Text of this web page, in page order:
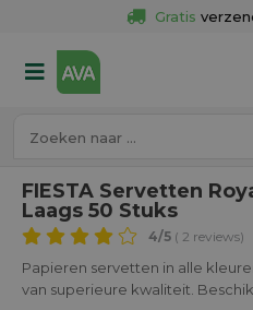
Gratis
FIESTA Servetten
Laags 50 Stuks
4/5 ( 2 reviews)
Papieren servetten in alle
van superieure kwaliteit.